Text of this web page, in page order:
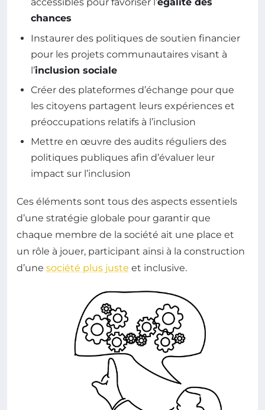
chances
Instaurer des politiques de soutien financier
pour les projets communautaires visant à
l’inclusion sociale
Créer des plateformes d’échange pour que
les citoyens partagent leurs expériences et
préoccupations relatifs à l’inclusion
Mettre en œuvre des audits réguliers des
politiques publiques afin d’évaluer leur
impact sur l’inclusion
Ces éléments sont tous des aspects essentiels
d’une stratégie globale pour garantir que
chaque membre de la société ait une place et
un rôle à jouer, participant ainsi à la construction
d’une société plus juste et inclusive.